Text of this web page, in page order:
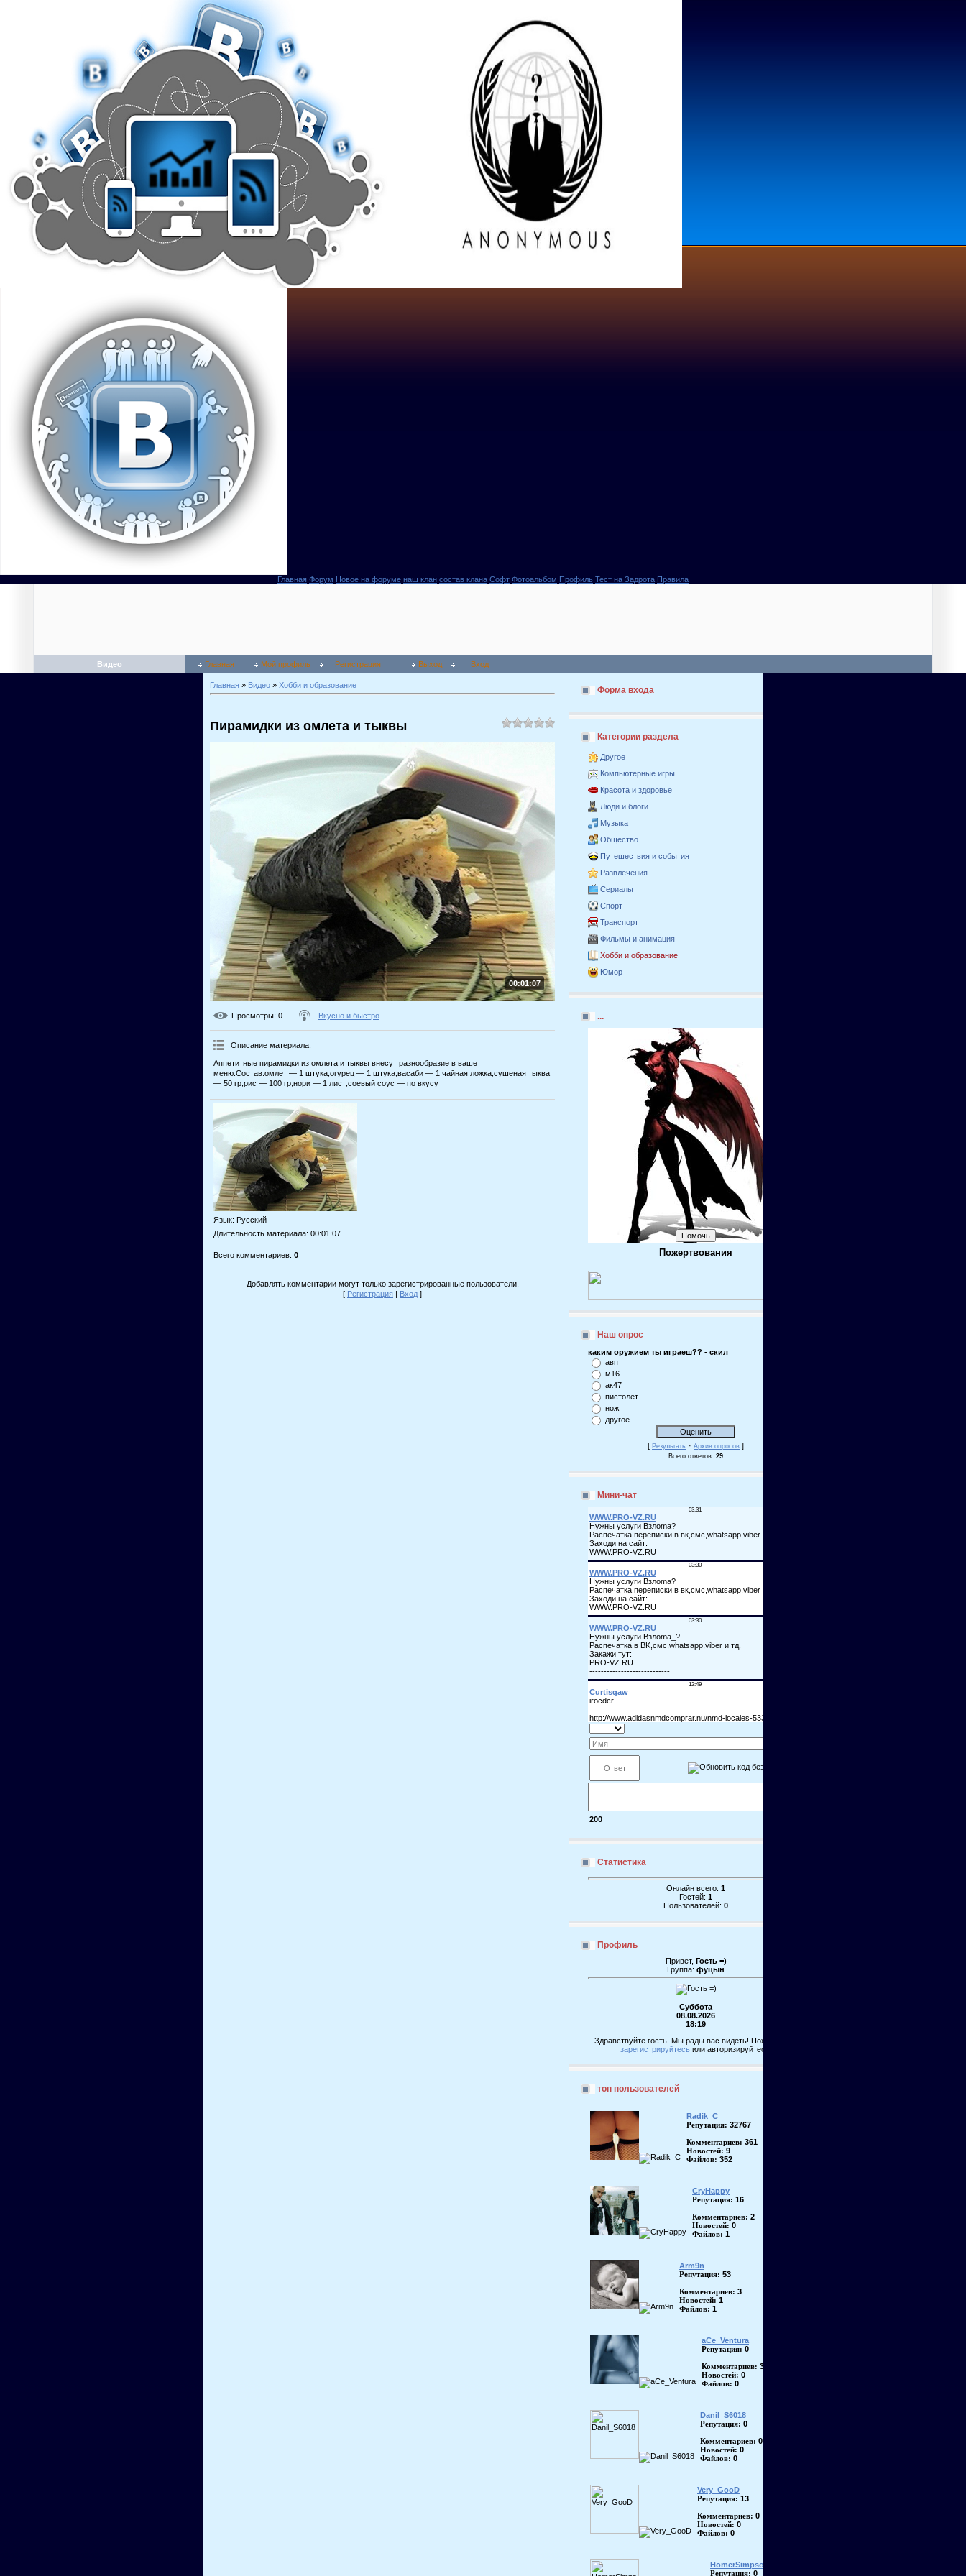
Главная Форум Новое на форуме наш клан состав клана Софт Фотоальбом Профиль Тест на Задрота Правила
Видео Главная Мой профиль Регистрация Выход Вход
Главная » Видео » Хобби и образование
Пирамидки из омлета и тыквы
00:01:07
Просмотры: 0 Вкусно и быстро
Описание материала:
Аппетитные пирамидки из омлета и тыквы внесут разнообразие в ваше
меню.Состав:омлет — 1 штука;огурец — 1 штука;васаби — 1 чайная ложка;сушеная тыква
— 50 гр;рис — 100 гр;нори — 1 лист;соевый соус — по вкусу
Язык: Русский
Длительность материала: 00:01:07
Всего комментариев: 0
Добавлять комментарии могут только зарегистрированные пользователи.
[ Регистрация | Вход ]
Форма входа
Категории раздела
Другое
Компьютерные игры
Красота и здоровье
Люди и блоги
Музыка
Общество
Путешествия и события
Развлечения
Сериалы
Спорт
Транспорт
Фильмы и анимация
Хобби и образование
Юмор
...
Пожертвования
Наш опрос
каким оружием ты играеш?? - скил
авп
м16
ак47
пистолет
нож
другое
[ Результаты · Архив опросов ]
Всего ответов: 29
Мини-чат
200
Статистика
Онлайн всего: 1
Гостей: 1
Пользователей: 0
Профиль
Привет, Гость =)
Группа: фуцын
Суббота
08.08.2026
18:19
Здравствуйте гость. Мы рады вас видеть! Пожалуйста,
зарегистрируйтесьили авторизируйтесь!
топ пользователей
Radik_C
Репутация: 32767
Комментариев: 361
Новостей: 9
Файлов: 352
CryHappy
Репутация: 16
Комментариев: 2
Новостей: 0
Файлов: 1
Arm9n
Репутация: 53
Комментариев: 3
Новостей: 1
Файлов: 1
aCe_Ventura
Репутация: 0
Комментариев: 3
Новостей: 0
Файлов: 0
Danil_S6018
Репутация: 0
Комментариев: 0
Новостей: 0
Файлов: 0
Very_GooD
Репутация: 13
Комментариев: 0
Новостей: 0
Файлов: 0
HomerSimpson
Репутация: 0